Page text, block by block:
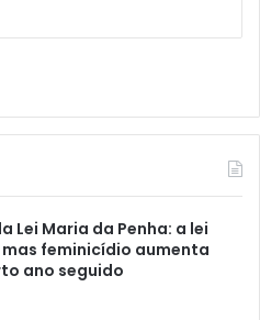
Lei Maria da Penha: a lei
feminicídio aumenta
ano seguido